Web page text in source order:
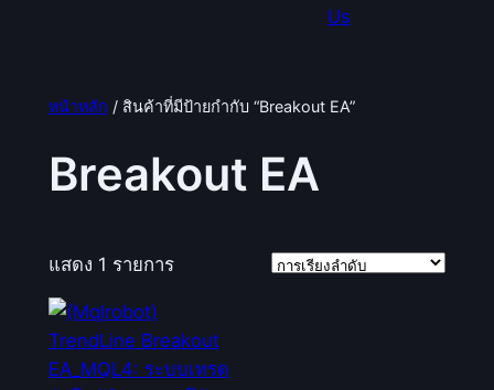
Us
หน้าหลัก / สินค้าที่มีป้ายกำกับ “Breakout EA”
Breakout EA
แสดง 1 รายการ